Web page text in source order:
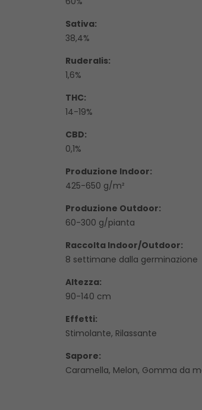
Sativa:
38,4%
Ruderalis:
1,6%
THC:
14-19%
CBD:
0,1%
Produzione Indoor:
425-650 g/m²
Produzione Outdoor:
60-300 g/pianta
Raccolta Indoor/Outdoor:
8 settimane dalla germinazione
Altezza:
90-140 cm
Effetti:
Stimolante, Rilassante
Sapore:
Caramella, Melon, Gomma da